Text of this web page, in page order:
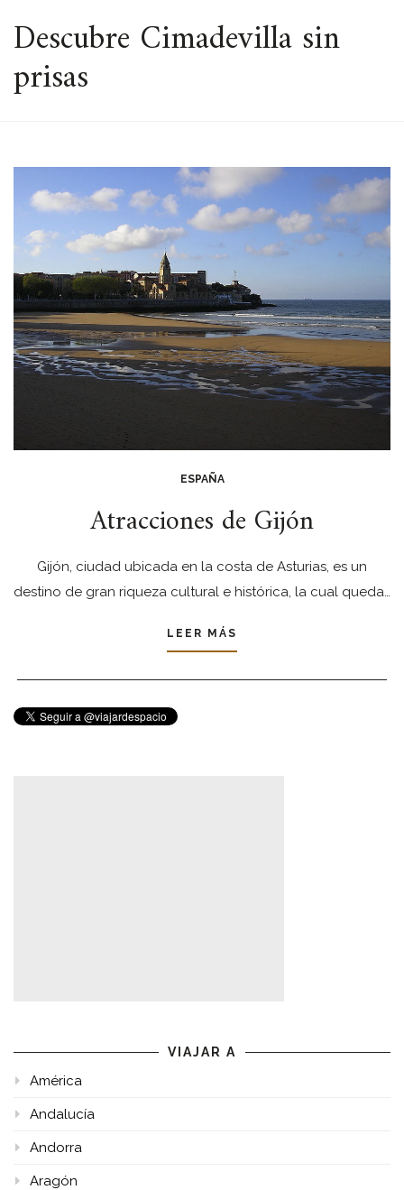
ESPACIO
Descubre Cimadevilla sin
prisas
ESPAÑA
Atracciones de Gijón
Gijón, ciudad ubicada en la costa de Asturias, es un
destino de gran riqueza cultural e histórica, la cual queda…
LEER MÁS
VIAJAR A
América
Andalucía
Andorra
Aragón